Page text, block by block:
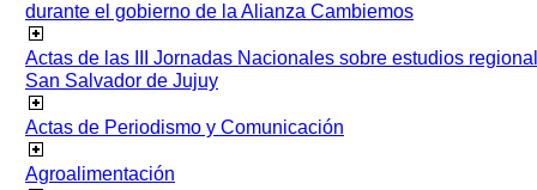
durante el gobierno de la Alianza Cambiemos
Actas de las III Jornadas Nacionales sobre estudios
San Salvador de Jujuy
Actas de Periodismo y Comunicación
Agroalimentación